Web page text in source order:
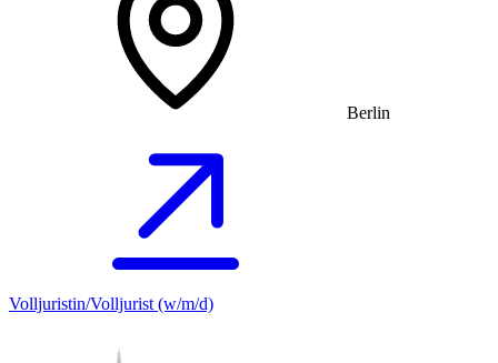
Berlin
Volljuristin/Volljurist (w/m/d)